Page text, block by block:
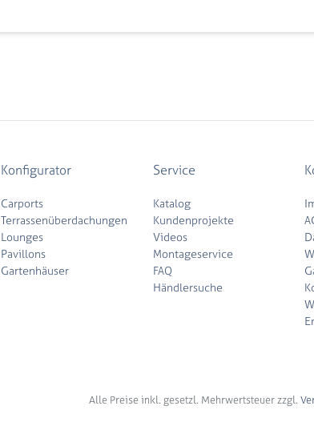
Konfigurator
Carports
Terrassenüberdachungen
Lounges
Pavillons
Gartenhäuser
Service
Katalog
Kundenprojekte
Videos
Montageservice
FAQ
Händlersuche
Alle Preise inkl. gesetzl. Mehrwertsteuer zzgl.